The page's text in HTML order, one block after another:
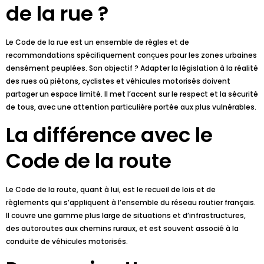
de la rue ?
Le Code de la rue est un ensemble de règles et de
recommandations spécifiquement conçues pour les zones urbaines
densément peuplées. Son objectif ? Adapter la législation à la réalité
des rues où piétons, cyclistes et véhicules motorisés doivent
partager un espace limité. Il met l’accent sur le respect et la sécurité
de tous, avec une attention particulière portée aux plus vulnérables.
La différence avec le
Code de la route
Le Code de la route, quant à lui, est le recueil de lois et de
règlements qui s’appliquent à l’ensemble du réseau routier français.
Il couvre une gamme plus large de situations et d’infrastructures,
des autoroutes aux chemins ruraux, et est souvent associé à la
conduite de véhicules motorisés.